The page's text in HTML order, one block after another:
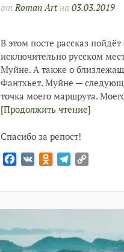
от Roman Artна 03.03.2019
В этом посте рассказ
исключительно русском
Муйне. А также о
Фантхьет. Муйне —
точка моего маршрута.
[Продолжить чтение]
Спасибо за репост!
Facebook
VK Odnoklassniki
Telegram